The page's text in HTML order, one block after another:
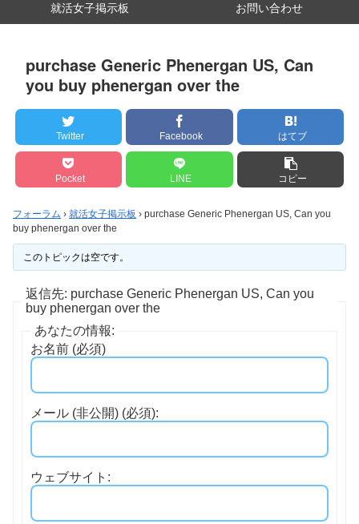
就活女子掲示板 お問い合わせ
purchase Generic Phenergan US, Can
you buy phenergan over the
Twitter Facebook はてブ
Pocket LINE コピー
フォーラム › 就活女子掲示板 › purchase Generic Phenergan US, Can you
buy phenergan over the
このトピックは空です。
返信先: purchase Generic Phenergan US, Can you
buy phenergan over the
あなたの情報:
お名前 (必須)
メール (非公開) (必須):
ウェブサイト: